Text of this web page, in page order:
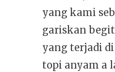
yang kami
gariskan
yang terjadi
topi anyam a